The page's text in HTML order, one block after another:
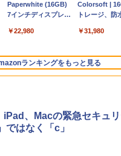
MacBook Air M5チ
ップ搭載13インチノ
Apple Intelligence、
Retinaディスプレ
イ、16GBユニファイ
ドメモリ、1TB SSD
ド、Touch ID - ミッ
ドナイト
￥278,800
定】 HP ノー
コン 15-fd
512GB SSD
￥129,800
- 2,000 Robux 【限
定バーチャルアイテ
インゲームコード】
ラインコード版
￥3,200
Home &
2024(最新 永
版|Windows11
￥39,582
んやさしい 教科書:
非エンジニア 初心者
マニュアル AI副業に
もKindle出版にも！
非エンジニアのため
のAIコーディング入
￥99
思い通りの絵
出す プロンプ
ズ (はぴーイラ
￥480
Paperwhite (16GB)
7インチディスプレ
ト、12週間持続バッ
ブラック
￥22,980
Colorsoft |
トレージ、防
レイ、色調調
ッテリー、広
し、ブラック
年発売)
￥31,980
ランキングをもっと見る
、Macの緊急セキュ
ではなく「c」